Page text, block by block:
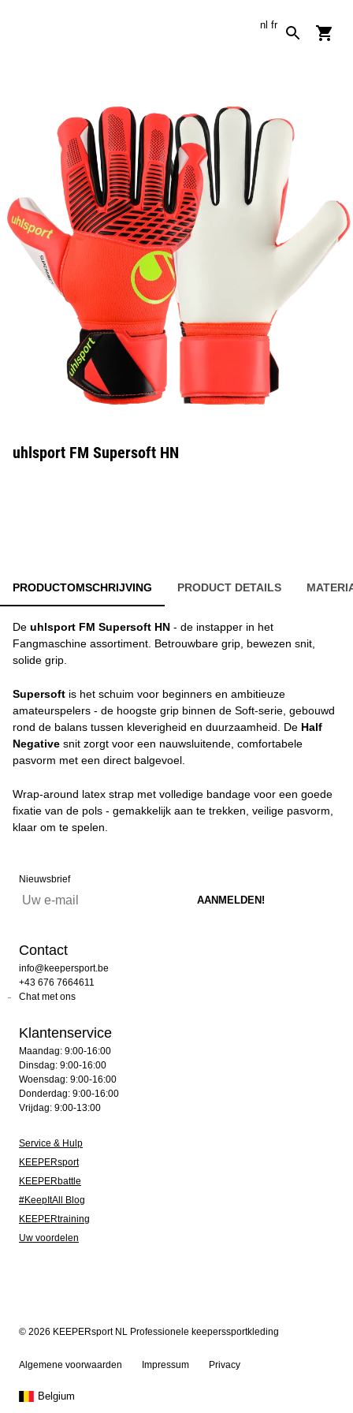
nl fr
uhlsport FM Supersoft HN
PRODUCTOMSCHRIJVING PRODUCT DETAILS
De uhlsport FM Supersoft HN - de instapper in het
Fangmaschine assortiment. Betrouwbare grip, bewezen snit,
solide grip.
Supersoft is het schuim voor beginners en ambitieuze
amateurspelers - de hoogste grip binnen de Soft-serie, gebouwd
rond de balans tussen kleverigheid en duurzaamheid. De Half
Negative snit zorgt voor een nauwsluitende, comfortabele
pasvorm met een direct balgevoel.
Wrap-around latex strap met volledige bandage voor een goede
fixatie van de pols - gemakkelijk aan te trekken, veilige pasvorm,
klaar om te spelen.
Nieuwsbrief
Contact
info@keepersport.be
+43 676 7664611
Chat met ons
Klantenservice
Maandag: 9:00-16:00
Dinsdag: 9:00-16:00
Woensdag: 9:00-16:00
Donderdag: 9:00-16:00
Vrijdag: 9:00-13:00
Service & Hulp
KEEPERsport
KEEPERbattle
#KeepItAll Blog
KEEPERtraining
Uw voordelen
© 2026 KEEPERsport NL Professionele keeperssportkleding
Algemene voorwaarden Impressum Privacy
Belgium